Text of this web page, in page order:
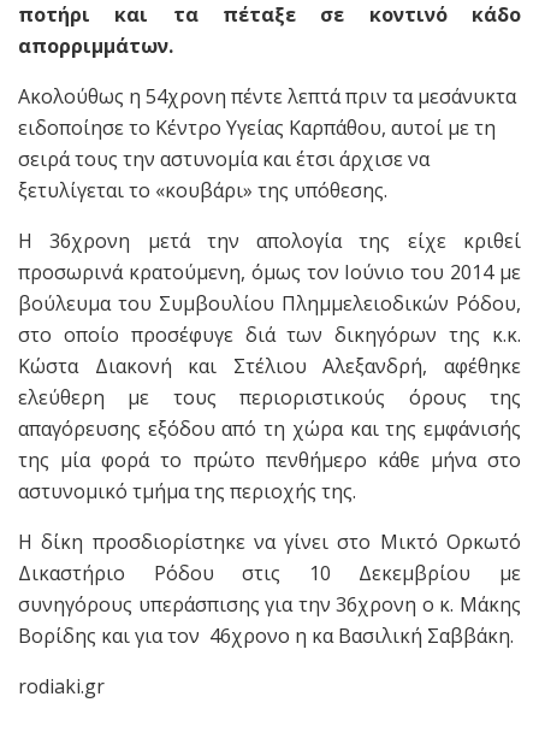
ποτήρι και τα πέταξε σε κοντινό κάδο
απορριμμάτων.
Ακολούθως η 54χρονη πέντε λεπτά πριν τα μεσάνυκτα
ειδοποίησε το Κέντρο Υγείας Καρπάθου, αυτοί με τη
σειρά τους την αστυνομία και έτσι άρχισε να
ξετυλίγεται το «κουβάρι» της υπόθεσης.
Η 36χρονη μετά την απολογία της είχε κριθεί
προσωρινά κρατούμενη, όμως τον Ιούνιο του 2014 με
βούλευμα του Συμβουλίου Πλημμελειοδικών Ρόδου,
στο οποίο προσέφυγε διά των δικηγόρων της κ.κ.
Κώστα Διακονή και Στέλιου Αλεξανδρή, αφέθηκε
ελεύθερη με τους περιοριστικούς όρους της
απαγόρευσης εξόδου από τη χώρα και της εμφάνισής
της μία φορά το πρώτο πενθήμερο κάθε μήνα στο
αστυνομικό τμήμα της περιοχής της.
Η δίκη προσδιορίστηκε να γίνει στο Μικτό Ορκωτό
Δικαστήριο Ρόδου στις 10 Δεκεμβρίου με
συνηγόρους υπεράσπισης για την 36χρονη ο κ. Μάκης
Βορίδης και για τον 46χρονο η κα Βασιλική Σαββάκη.
rodiaki.gr